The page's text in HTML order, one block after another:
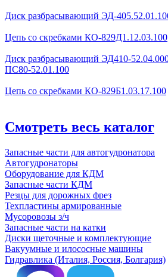
Диск разбрасывающий ЭД-
Цепь со скребками КО-829Д1.12.03.100
Диск разбрасывающий ЭД410-
ПС80-52.01.100
Цепь со скребками КО-829Б1.03.17.100
Смотреть весь каталог
Запасные части для автогудронатора
Автогудронаторы
Оборудование для КДМ
Запасные части КДМ
Резцы для дорожных фрез
Техпластины армированные
Мусоровозы з/ч
Запасные части на катки
Диски щеточные и комплектующие
Вакуумные и илососные машины
Гидравлика (Италия, Россия, Болгария)